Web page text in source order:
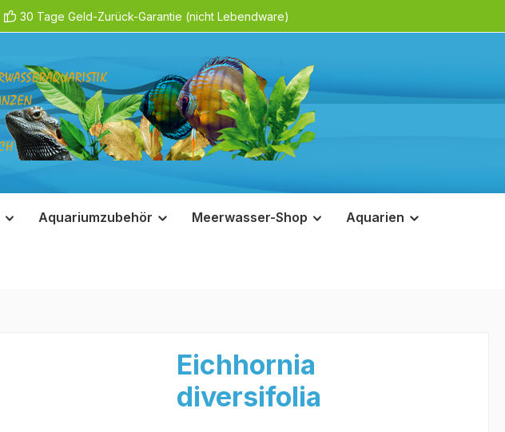
30 Tage Geld-Zurück-Garantie (nicht Lebendware)
Aquariumzubehör Meerwasser-Shop Aquarien
Eichhornia
diversifolia